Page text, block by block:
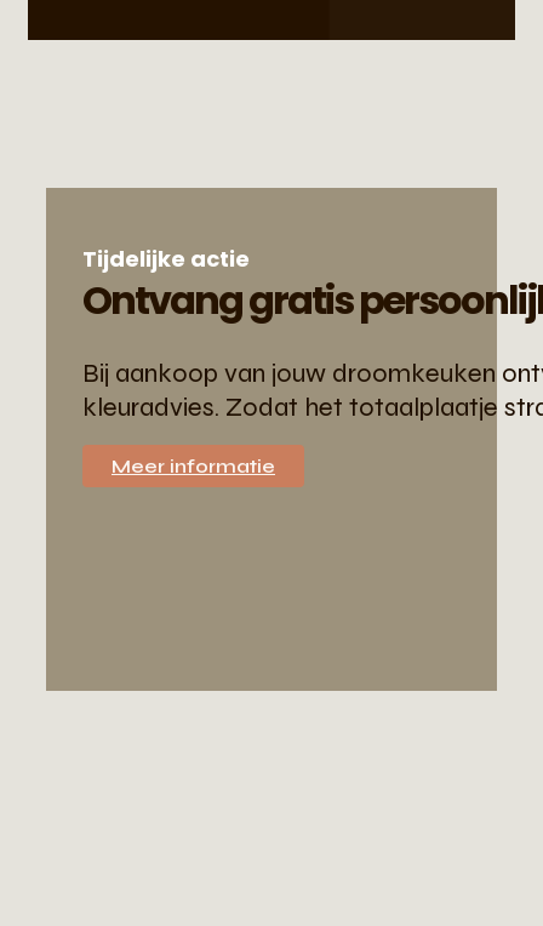
Tijdelijke actie
Ontvang gratis
Bij aankoop van jouw droomkeuken
kleuradvies. Zodat het totaalplaatje
Meer informatie